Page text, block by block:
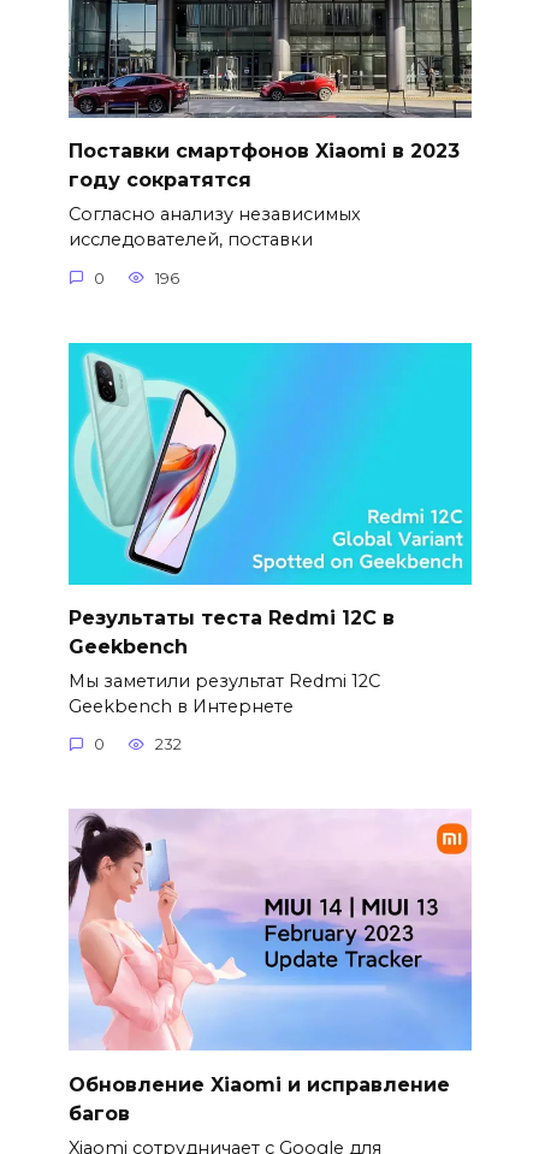
Поставки смартфонов Xiaomi в 2023
году сократятся
Согласно анализу независимых
исследователей, поставки
0 196
Результаты теста Redmi 12C в
Geekbench
Мы заметили результат Redmi 12C
Geekbench в Интернете
0 232
Обновление Xiaomi и исправление
багов
Xiaomi сотрудничает с Google для